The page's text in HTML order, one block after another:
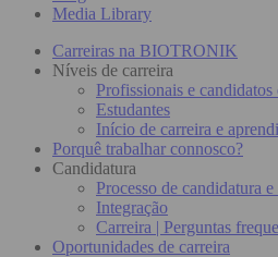
Media Library
Carreiras na BIOTRONIK
Níveis de carreira
Profissionais e candidatos
Estudantes
Início de carreira e
Porquê trabalhar connosco?
Candidatura
Processo de candidatura e
Integração
Carreira | Perguntas
Oportunidades de carreira